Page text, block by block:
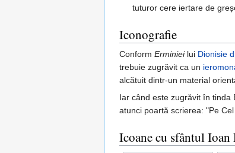
tuturor cere iertare de
Iconografie
Conform Erminieilui Dionisie
trebuie zugrăvit ca un
alcătuit dintr-un material
Iar când este zugrăvit în tinda
atunci poartă scrierea: "Pe
Icoane cu sfântul Ioan